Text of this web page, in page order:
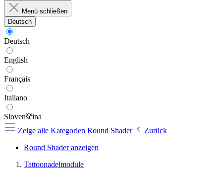
Menü schließen
Deutsch
Deutsch
English
Français
Italiano
Slovenščina
Zeige alle Kategorien Round Shader
Zurück
Round Shader anzeigen
Tattoonadelmodule